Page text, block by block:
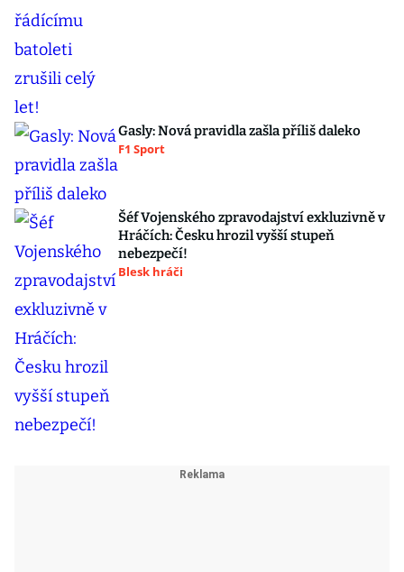
Gasly: Nová pravidla zašla příliš daleko
F1 Sport
Šéf Vojenského zpravodajství exkluzivně v
Hráčích: Česku hrozil vyšší stupeň
nebezpečí!
Blesk hráči